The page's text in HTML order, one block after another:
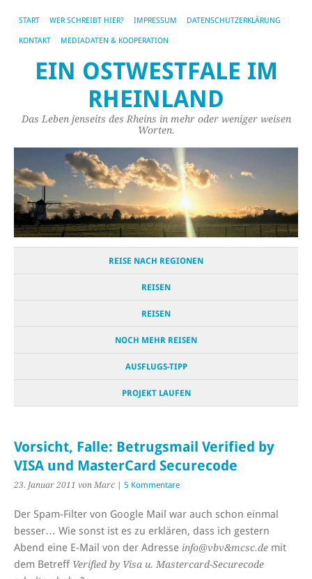
START WER SCHREIBT HIER? IMPRESSUM DATENSCHUTZERKLÄRUNG
KONTAKT MEDIADATEN & KOOPERATION
EIN OSTWESTFALE IM
RHEINLAND
Das Leben jenseits des Rheins in mehr oder weniger weisen
Worten.
REISE NACH REGIONEN
REISEN
REISEN
NOCH MEHR REISEN
AUSFLUGS-TIPP
PROJEKT LAUFEN
Vorsicht, Falle: Betrugsmail Verified by
VISA und MasterCard Securecode
23. Januar 2011 von Marc | 5 Kommentare
Der Spam-Filter von Google Mail war auch schon einmal
besser… Wie sonst ist es zu erklären, dass ich gestern
Abend eine E-Mail von der Adresse info@vbv&mcsc.de mit
dem Betreff Verified by Visa u. Mastercard-Securecode